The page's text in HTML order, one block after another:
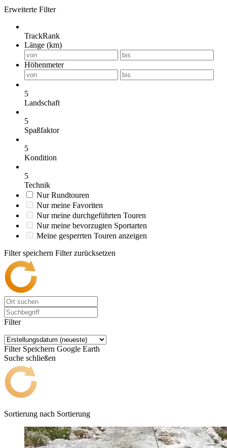
Erweiterte Filter
TrackRank
Länge (km)
Höhenmeter
5
Landschaft
5
Spaßfaktor
5
Kondition
5
Technik
Nur Rundtouren
Nur meine Favoriten
Nur meine durchgeführten Touren
Nur meine bevorzugten Sportarten
Meine gesperrten Touren anzeigen
Filter speichern Filter zurücksetzen
Filter
Filter Speichern Google Earth
Suche schließen
Sortierung nach Sortierung